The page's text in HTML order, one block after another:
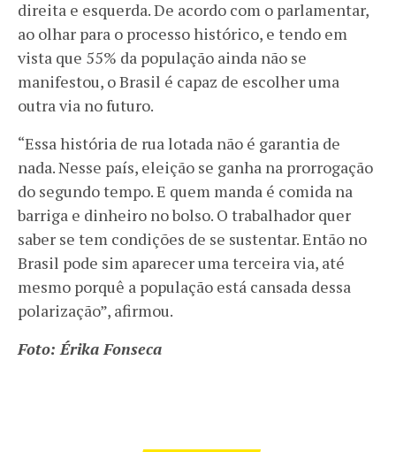
direita e esquerda. De acordo com o parlamentar,
ao olhar para o processo histórico, e tendo em
vista que 55% da população ainda não se
manifestou, o Brasil é capaz de escolher uma
outra via no futuro.
“Essa história de rua lotada não é garantia de
nada. Nesse país, eleição se ganha na prorrogação
do segundo tempo. E quem manda é comida na
barriga e dinheiro no bolso. O trabalhador quer
saber se tem condições de se sustentar. Então no
Brasil pode sim aparecer uma terceira via, até
mesmo porquê a população está cansada dessa
polarização”, afirmou.
Foto: Érika Fonseca